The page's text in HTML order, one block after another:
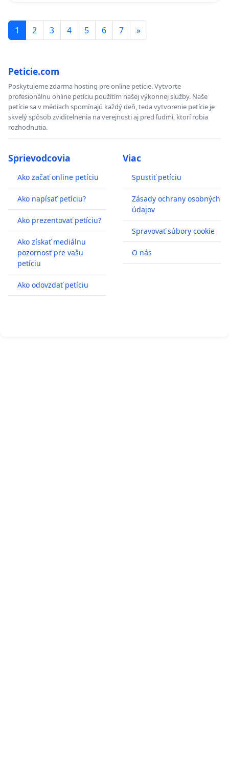
1 2 3 4 5 6 7 »
Peticie.com
Poskytujeme zdarma hosting pre online petície. Vytvorte
profesionálnu online petíciu použítím našej výkonnej služby. Naše
petície sa v médiach spomínajú každý deň, teda vytvorenie petície je
skvelý spôsob zviditelnenia na verejnosti aj pred ľudmi, ktorí robia
rozhodnutia.
Sprievodcovia
Ako začať online petíciu
Ako napísať petíciu?
Ako prezentovať petíciu?
Ako získať mediálnu
pozornosť pre vašu
petíciu
Ako odovzdať petíciu
Viac
Spustiť petíciu
Zásady ochrany osobných
údajov
Spravovať súbory cookie
O nás